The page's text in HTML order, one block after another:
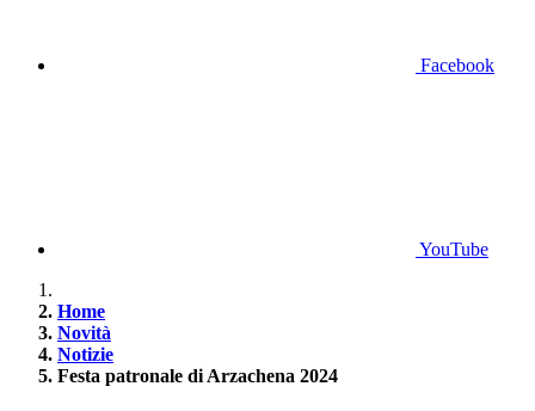
Facebook
YouTube
Home
Novità
Notizie
Festa patronale di Arzachena 2024